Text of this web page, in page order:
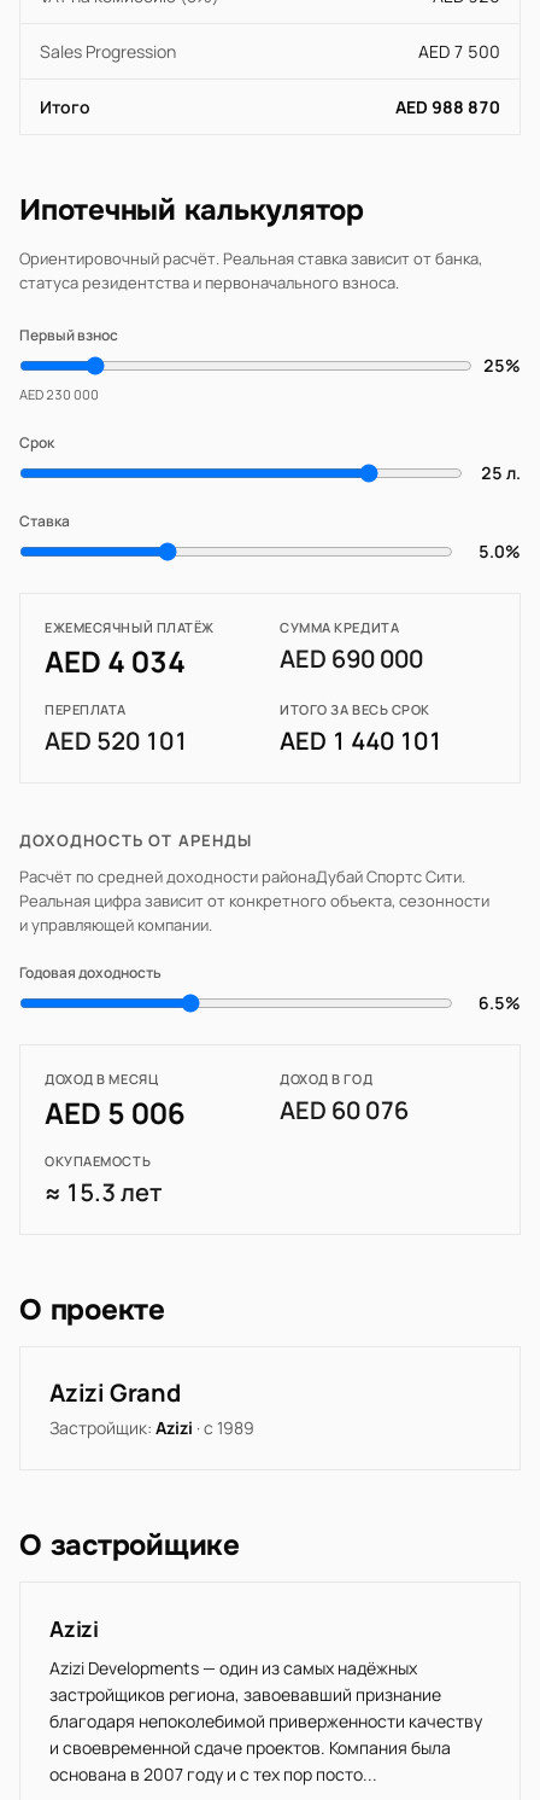
Sales Progression AED 7 500
Итого AED 988 870
Ипотечный калькулятор
Ориентировочный расчёт. Реальная ставка зависит от банка,
статуса резидентства и первоначального взноса.
Первый взнос
25%
AED 230 000
Срок
25 л.
Ставка
5.0%
ЕЖЕМЕСЯЧНЫЙ ПЛАТЁЖ
AED 4 034
СУММА КРЕДИТА
AED 690 000
ПЕРЕПЛАТА
AED 520 101
ИТОГО ЗА ВЕСЬ СРОК
AED 1 440 101
ДОХОДНОСТЬ ОТ АРЕНДЫ
Расчёт по средней доходности районаДубай Спортс Сити.
Реальная цифра зависит от конкретного объекта, сезонности
и управляющей компании.
Годовая доходность
6.5%
ДОХОД В МЕСЯЦ
AED 5 006
ДОХОД В ГОД
AED 60 076
ОКУПАЕМОСТЬ
≈ 15.3 лет
О проекте
Azizi Grand
Застройщик: Azizi · с 1989
О застройщике
Azizi
Azizi Developments — один из самых надёжных
застройщиков региона, завоевавший признание
благодаря непоколебимой приверженности качеству
и своевременной сдаче проектов. Компания была
основана в 2007 году и с тех пор посто...